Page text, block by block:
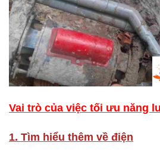
Vai trò của việc tối ưu năng
1. Tìm hiểu thêm về điện